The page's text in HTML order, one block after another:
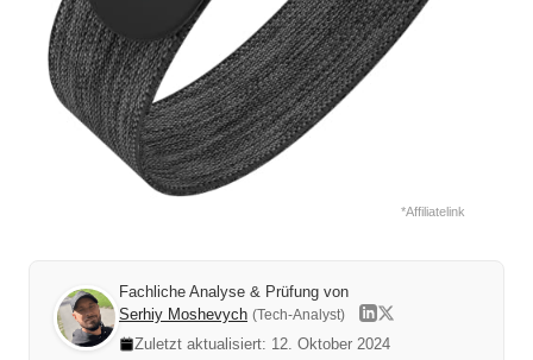
*Affiliatelink
Fachliche Analyse & Prüfung von
Serhiy Moshevych (Tech-Analyst)
Zuletzt aktualisiert: 12. Oktober 2024